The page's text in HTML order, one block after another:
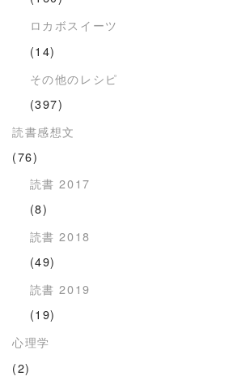
ロカボスイーツ
(14)
その他のレシピ
(397)
読書感想文
(76)
読書 2017
(8)
読書 2018
(49)
読書 2019
(19)
心理学
(2)